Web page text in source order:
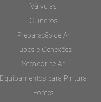
Válvulas
Cilindros
Preparação de Ar
Tubos e Conexões
Secador de Ar
Equipamentos para Pintura
Fontes